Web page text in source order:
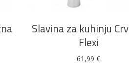
Slavina za kuhinju
Flexi
61,99€